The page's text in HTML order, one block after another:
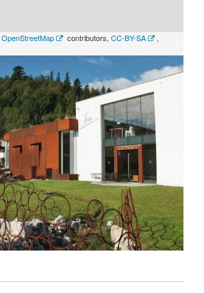
OpenStreetMap contributors, CC-BY-SA
,